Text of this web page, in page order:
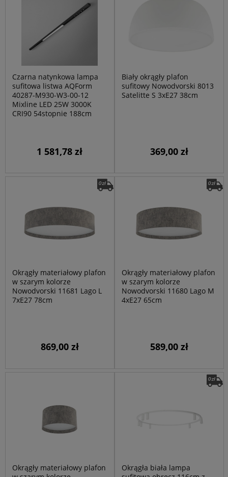
Czarna natynkowa lampa
sufitowa listwa AQForm
40287-M930-W3-00-12
Mixline LED 25W 3000K
CRI90 54stopnie 188cm
1 581,78 zł
Biały okrągły plafon
sufitowy Nowodvorski 8013
Satelitte S 3xE27 38cm
369,00 zł
Okrągły materiałowy plafon
w szarym kolorze
Nowodvorski 11681 Lago L
7xE27 78cm
869,00 zł
Okrągły materiałowy plafon
w szarym kolorze
Nowodvorski 11680 Lago M
4xE27 65cm
589,00 zł
Okrągły materiałowy plafon
Okrągła biała lampa